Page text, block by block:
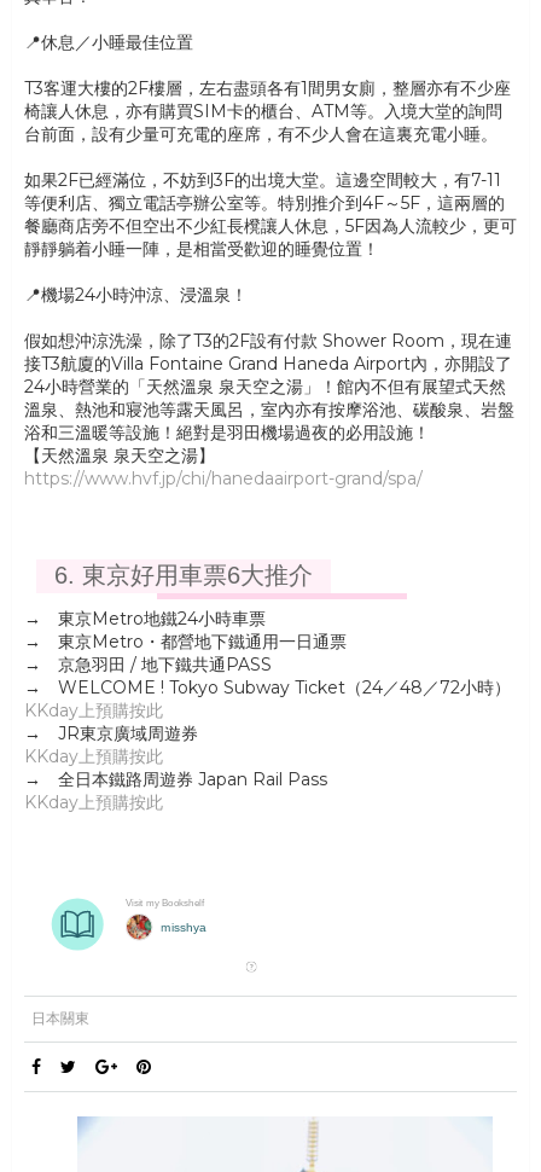
📍休息／小睡最佳位置
T3客運大樓的2F樓層，左右盡頭各有1間男女廁，整層亦有不少座
椅讓人休息，亦有購買SIM卡的櫃台、ATM等。入境大堂的詢問
台前面，設有少量可充電的座席，有不少人會在這裏充電小睡。
如果2F已經滿位，不妨到3F的出境大堂。這邊空間較大，有7-11
等便利店、獨立電話亭辦公室等。特別推介到4F～5F，這兩層的
餐廳商店旁不但空出不少紅長櫈讓人休息，5F因為人流較少，更可
靜靜躺着小睡一陣，是相當受歡迎的睡覺位置！
📍機場24小時沖涼、浸溫泉！
假如想沖涼洗澡，除了T3的2F設有付款 Shower Room，現在連
接T3航廈的Villa Fontaine Grand Haneda Airport內，亦開設了
24小時營業的「天然溫泉 泉天空之湯」！館內不但有展望式天然
溫泉、熱池和寢池等露天風呂，室內亦有按摩浴池、碳酸泉、岩盤
浴和三溫暖等設施！絕對是羽田機場過夜的必用設施！
【天然溫泉 泉天空之湯】
https://www.hvf.jp/chi/hanedaairport-grand/spa/
6. 東京好用車票6大推介
→ 東京Metro地鐵24小時車票
→ 東京Metro・都營地下鐵通用一日通票
→ 京急羽田 / 地下鐵共通PASS
→ WELCOME ! Tokyo Subway Ticket（24／48／72小時）
KKday上預購按此
→ JR東京廣域周遊券
KKday上預購按此
→ 全日本鐵路周遊券 Japan Rail Pass
KKday上預購按此
日本關東